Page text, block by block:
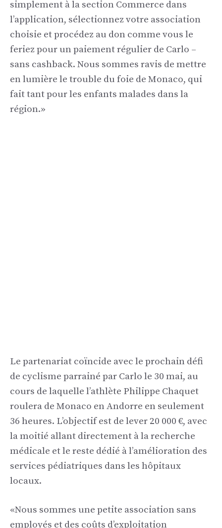
simplement à la section Commerce dans
l’application, sélectionnez votre association
choisie et procédez au don comme vous le
feriez pour un paiement régulier de Carlo –
sans cashback. Nous sommes ravis de mettre
en lumière le trouble du foie de Monaco, qui
fait tant pour les enfants malades dans la
région.»
Le partenariat coïncide avec le prochain défi
de cyclisme parrainé par Carlo le 30 mai, au
cours de laquelle l’athlète Philippe Chaquet
roulera de Monaco en Andorre en seulement
36 heures. L’objectif est de lever 20 000 €, avec
la moitié allant directement à la recherche
médicale et le reste dédié à l’amélioration des
services pédiatriques dans les hôpitaux
locaux.
«Nous sommes une petite association sans
employés et des coûts d’exploitation